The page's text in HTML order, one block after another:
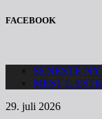
FACEBOOK
SENESTE
MEST LÆSTE
29. juli 2026